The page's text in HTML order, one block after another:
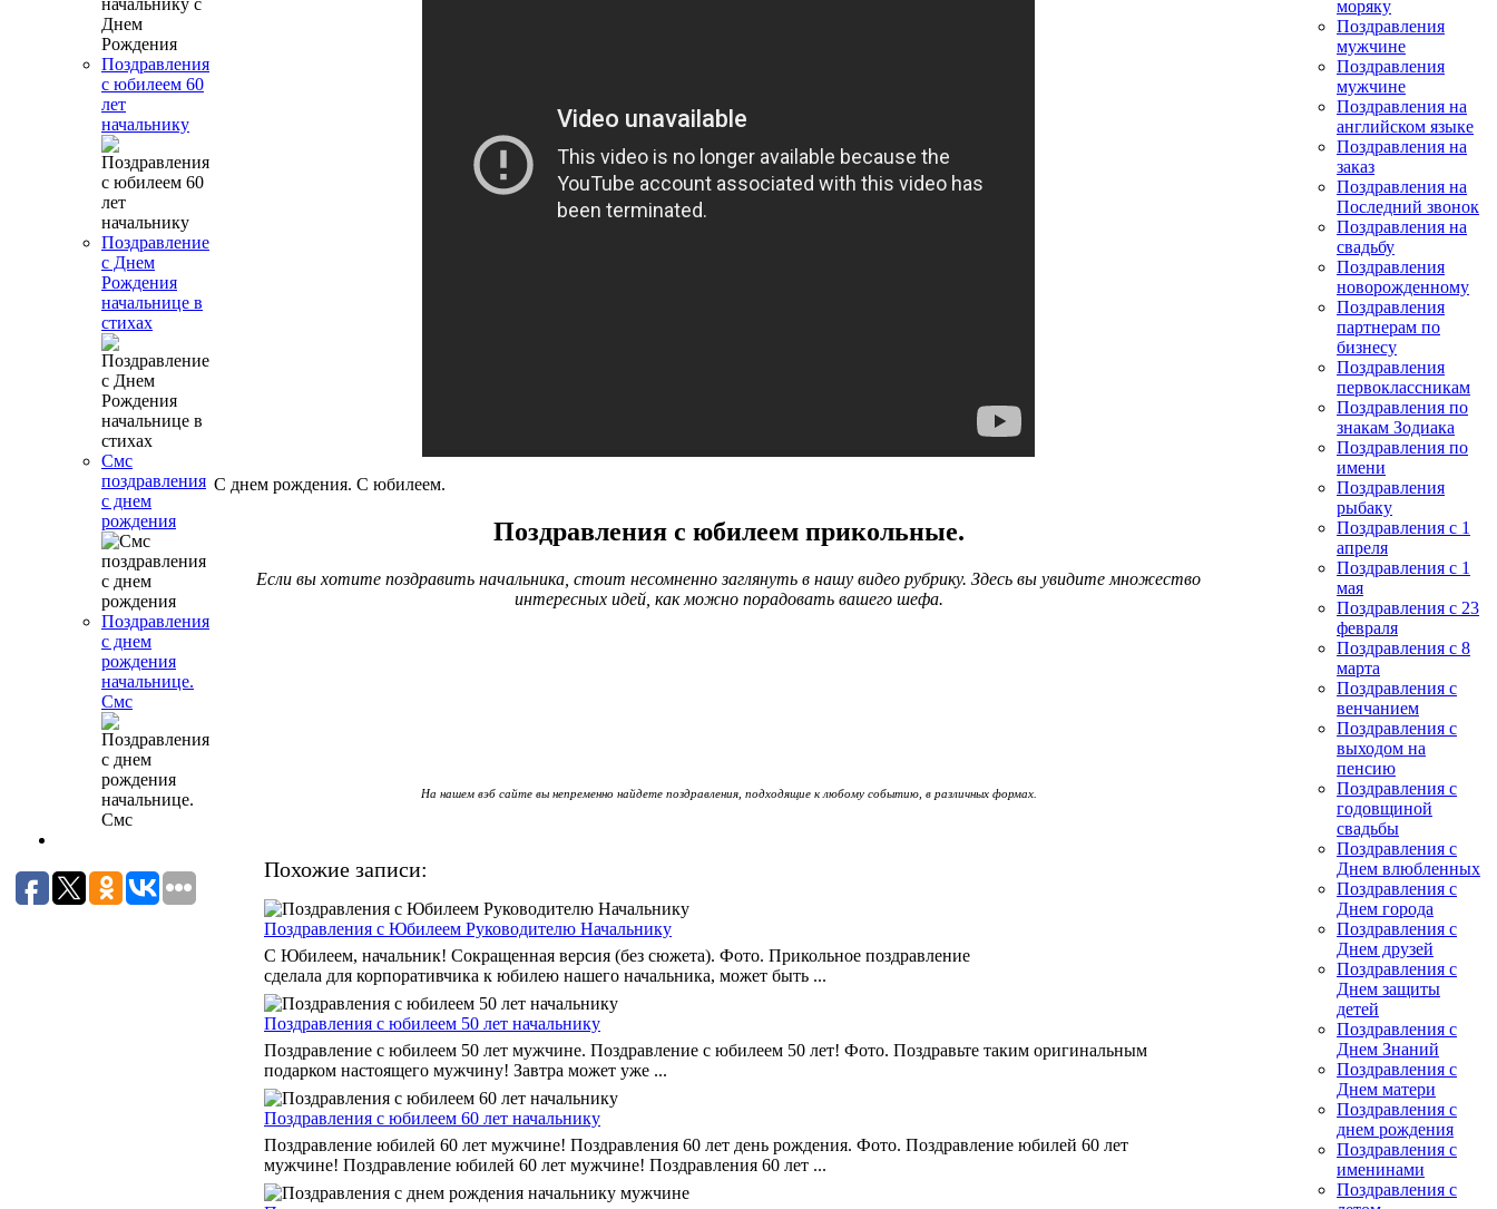
Поздравления
с юбилеем 60
лет
начальнику
Поздравление
с Днем
Рождения
начальнице в
стихах
Смс
поздравления
с днем
рождения
Поздравления
с днем
рождения
начальнице.
Смс
С днем рождения. С юбилеем.
Поздравления с юбилеем прикольные.
Если вы хотите поздравить начальника, стоит несомненно заглянуть в нашу видео рубрику. Здесь вы увидите множество
интересных идей, как можно порадовать вашего шефа.
На нашем вэб сайте вы непременно найдете поздравления, подходящие к любому событию, в различных формах.
Похожие записи:
Поздравления с Юбилеем Руководителю Начальнику
С Юбилеем, начальник! Сокращенная версия (без сюжета). Фото. Прикольное поздравление
сделала для корпоративчика к юбилею нашего начальника, может быть ...
Поздравления с юбилеем 50 лет начальнику
Поздравление с юбилеем 50 лет мужчине. Поздравление с юбилеем 50 лет! Фото. Поздравьте таким оригинальным
подарком настоящего мужчину! Завтра может уже ...
Поздравления с юбилеем 60 лет начальнику
Поздравление юбилей 60 лет мужчине! Поздравления 60 лет день рождения. Фото. Поздравление юбилей 60 лет
мужчине! Поздравление юбилей 60 лет мужчине! Поздравления 60 лет ...
моряку
Поздравления
мужчине
Поздравления
мужчине
Поздравления на
английском языке
Поздравления на
заказ
Поздравления на
Последний звонок
Поздравления на
свадьбу
Поздравления
новорожденному
Поздравления
партнерам по
бизнесу
Поздравления
первоклассникам
Поздравления по
знакам Зодиака
Поздравления по
имени
Поздравления
рыбаку
Поздравления с 1
апреля
Поздравления с 1
мая
Поздравления с 23
февраля
Поздравления с 8
марта
Поздравления с
венчанием
Поздравления с
выходом на
пенсию
Поздравления с
годовщиной
свадьбы
Поздравления с
Днем влюбленных
Поздравления с
Днем города
Поздравления с
Днем друзей
Поздравления с
Днем защиты
детей
Поздравления с
Днем Знаний
Поздравления с
Днем матери
Поздравления с
днем рождения
Поздравления с
именинами
Поздравления с